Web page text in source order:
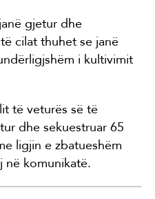
gjetur dhe
cilat thuhet se janë
i kultivimit
të veturës së të
dhe sekuestruar 65
ligjin e zbatueshëm
në komunikatë.